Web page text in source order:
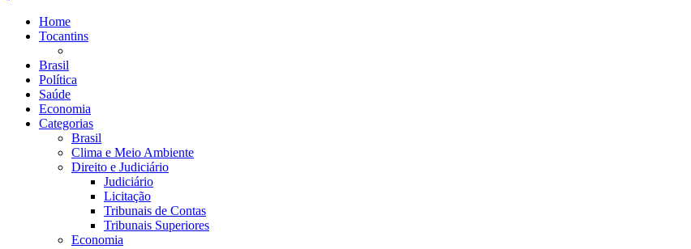
Home
Tocantins
Brasil
Política
Saúde
Economia
Categorias
Brasil
Clima e Meio Ambiente
Direito e Judiciário
Judiciário
Licitação
Tribunais de Contas
Tribunais Superiores
Economia